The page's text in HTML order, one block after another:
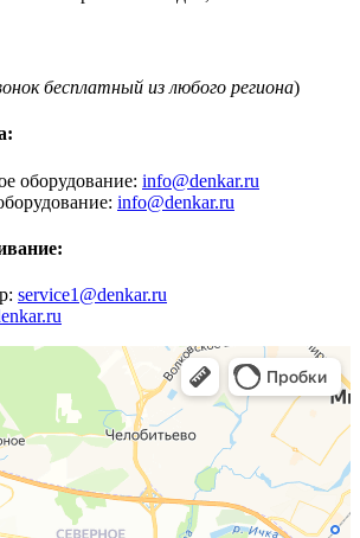
бесплатный из любого региона)
оборудование: info@denkar.ru
info@denkar.ru
service1@denkar.ru